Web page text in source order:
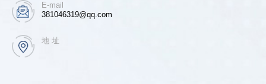
E-mail
381046319@qq.com
地 址